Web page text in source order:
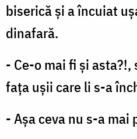
biserică și a încuiat
dinafară.
- Ce-o mai fi și
fața ușii care li s-a
- Așa ceva nu s-a mai